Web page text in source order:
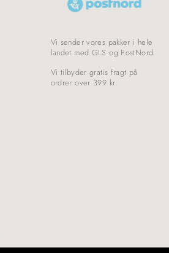
Vi sender vores pakker i hele
landet med GLS og PostNord.
Vi tilbyder gratis fragt på
ordrer over 399 kr.